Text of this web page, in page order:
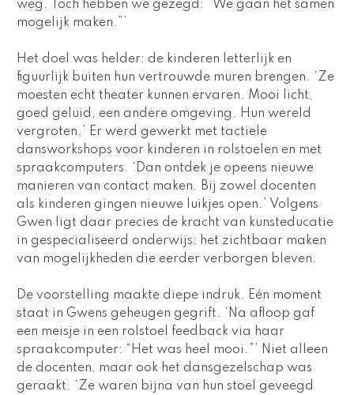
weg. Toch hebben we gezegd: “We gaan het samen
mogelijk maken.”’
Het doel was helder: de kinderen letterlijk en
figuurlijk buiten hun vertrouwde muren brengen. ‘Ze
moesten echt theater kunnen ervaren. Mooi licht,
goed geluid, een andere omgeving. Hun wereld
vergroten.’ Er werd gewerkt met tactiele
dansworkshops voor kinderen in rolstoelen en met
spraakcomputers. ‘Dan ontdek je opeens nieuwe
manieren van contact maken. Bij zowel docenten
als kinderen gingen nieuwe luikjes open.’ Volgens
Gwen ligt daar precies de kracht van kunsteducatie
in gespecialiseerd onderwijs: het zichtbaar maken
van mogelijkheden die eerder verborgen bleven.
De voorstelling maakte diepe indruk. Eén moment
staat in Gwens geheugen gegrift. ‘Na afloop gaf
een meisje in een rolstoel feedback via haar
spraakcomputer: “Het was heel mooi.”’ Niet alleen
de docenten, maar ook het dansgezelschap was
geraakt. ‘Ze waren bijna van hun stoel geveegd